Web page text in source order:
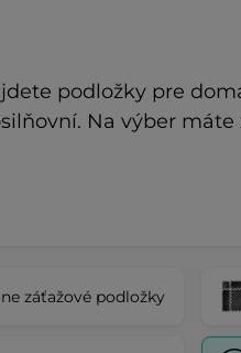
podložky pre
Na výber
záťažové podložky